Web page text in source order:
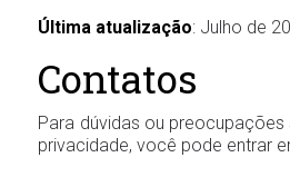
Última atualização: Julho de
Contatos
Para dúvidas ou
privacidade, você pode entrar